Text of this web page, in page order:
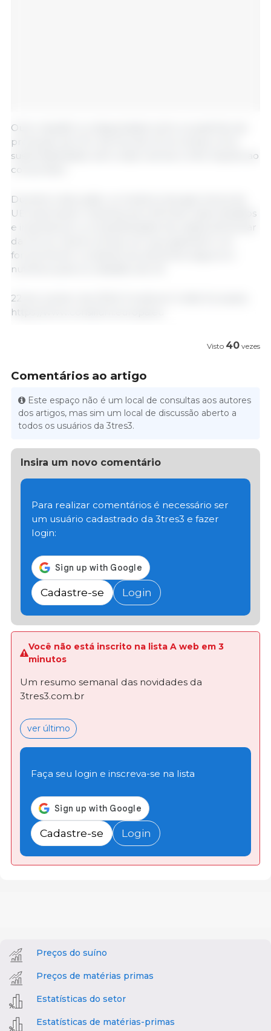
Outro desafio é a disparidade entre os padrões de
produção da UE e de fora da UE em áreas como
sustentabilidade, bem-estar animal e informações ao
consumidor.
Durante a discussão, os ministros da agricultura da
UE exploraram maneiras de enfrentar esses desafios
e impulsionar a competitividade da cadeia alimentar
da UE, ao mesmo tempo em que garantem um
fornecimento constante de alimentos seguros e
nutritivos para os cidadãos da UE.
22 de outubro de 2024/ Consilium/ União Europeia.
https://www.consilium.europa.eu
Visto 40 vezes
Comentários ao artigo
Este espaço não é um local de consultas aos autores
dos artigos, mas sim um local de discussão aberto a
todos os usuários da 3tres3.
Insira um novo comentário
Para realizar comentários é necessário ser
um usuário cadastrado da 3tres3 e fazer
login:
Cadastre-se Login
Você não está inscrito na lista A web em 3
minutos
Um resumo semanal das novidades da
3tres3.com.br
ver último
Faça seu login e inscreva-se na lista
Cadastre-se Login
Preços do suíno
Preços de matérias primas
Estatísticas do setor
Estatísticas de matérias-primas